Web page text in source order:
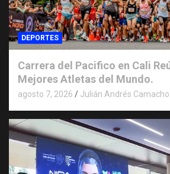
DEPORTES
Carrera del Pacifico en Cali
Mejores Atletas del Mundo.
agosto 7, 2026 Julián Andrés Camacho